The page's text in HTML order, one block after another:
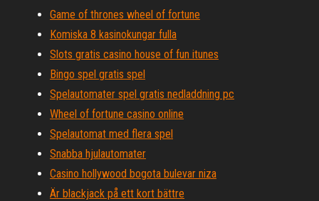
Game of thrones wheel of fortune
Komiska 8 kasinokungar fulla
Slots gratis casino house of fun itunes
Bingo spel gratis spel
Spelautomater spel gratis nedladdning pc
Wheel of fortune casino online
Spelautomat med flera spel
Snabba hjulautomater
Casino hollywood bogota bulevar niza
Är blackjack på ett kort bättre